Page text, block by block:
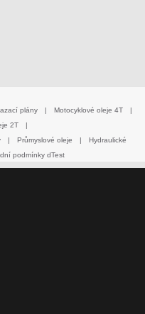
plány Motocyklové oleje 4T
2T
Průmyslové oleje
Hydraulické
podmínky dTest